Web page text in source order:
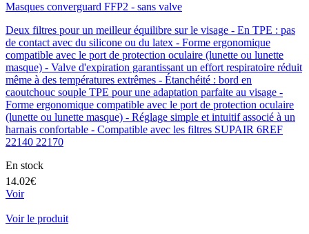
Masques converguard FFP2 - sans valve
Deux filtres pour un meilleur équilibre sur le visage - En TPE : pas
de contact avec du silicone ou du latex - Forme ergonomique
compatible avec le port de protection oculaire (lunette ou lunette
masque) - Valve d'expiration garantissant un effort respiratoire réduit
même à des températures extrêmes - Étanchéité : bord en
caoutchouc souple TPE pour une adaptation parfaite au visage -
Forme ergonomique compatible avec le port de protection oculaire
(lunette ou lunette masque) - Réglage simple et intuitif associé à un
harnais confortable - Compatible avec les filtres SUPAIR 6REF
22140 22170
En stock
14.02€
Voir
Voir le produit